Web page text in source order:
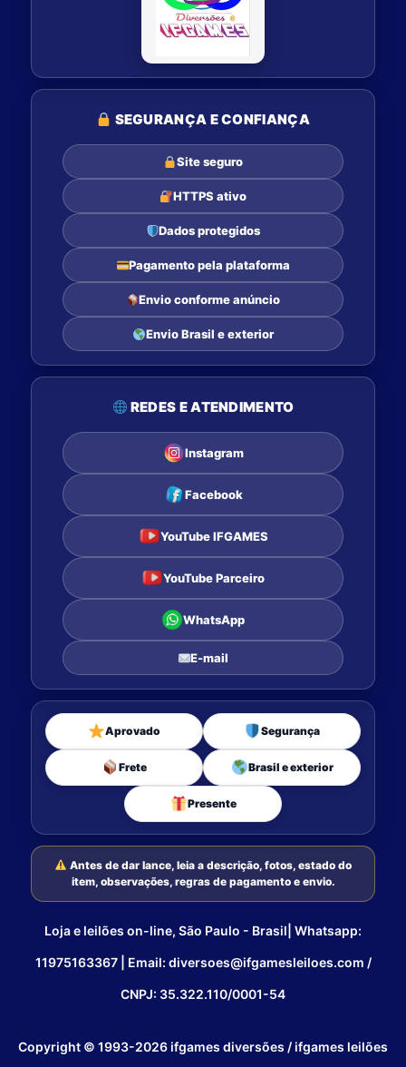
SEGURANÇA E CONFIANÇA
Site seguro
HTTPS ativo
Dados protegidos
Pagamento pela plataforma
Envio conforme anúncio
Envio Brasil e exterior
REDES E ATENDIMENTO
Instagram
Facebook
YouTube IFGAMES
YouTube Parceiro
WhatsApp
E-mail
Aprovado Segurança
Frete Brasil e exterior
Presente
Antes de dar lance, leia a descrição, fotos, estado do
item, observações, regras de pagamento e envio.
Loja e leilões on-line, São Paulo - Brasil| Whatsapp:
11975163367 | Email: diversoes@ifgamesleiloes.com /
CNPJ: 35.322.110/0001-54
Copyright © 1993-2026 ifgames diversões / ifgames leilões